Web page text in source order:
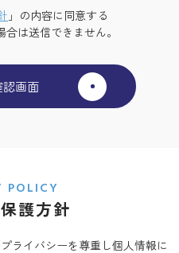
」の内容に同意する
は送信できません。
POLICY
護方針
ライバシーを尊重し個人情報に